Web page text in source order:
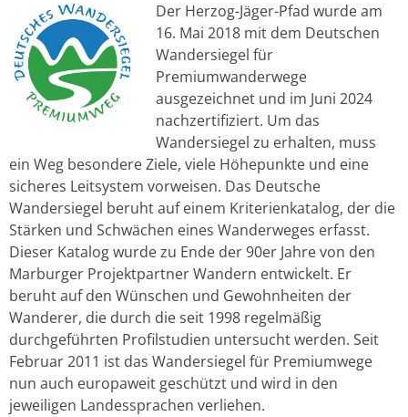
Der Herzog-Jäger-Pfad wurde am
16. Mai 2018 mit dem Deutschen
Wandersiegel für
Premiumwanderwege
ausgezeichnet und im Juni 2024
nachzertifiziert. Um das
Wandersiegel zu erhalten, muss
ein Weg besondere Ziele, viele Höhepunkte und eine
sicheres Leitsystem vorweisen. Das Deutsche
Wandersiegel beruht auf einem Kriterienkatalog, der die
Stärken und Schwächen eines Wanderweges erfasst.
Dieser Katalog wurde zu Ende der 90er Jahre von den
Marburger Projektpartner Wandern entwickelt. Er
beruht auf den Wünschen und Gewohnheiten der
Wanderer, die durch die seit 1998 regelmäßig
durchgeführten Profilstudien untersucht werden. Seit
Februar 2011 ist das Wandersiegel für Premiumwege
nun auch europaweit geschützt und wird in den
jeweiligen Landessprachen verliehen.